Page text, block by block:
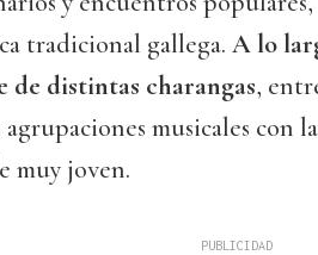
tradicional gallega. A lo
de distintas charangas,
agrupaciones musicales con
muy joven.